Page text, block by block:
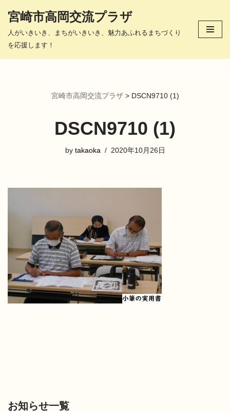
コ
宮崎市高岡交流プラザ
人がいきいき、まちがいきいき、魅力あふれるまちづくり
を応援します！
宮崎市高岡交流プラザ> DSCN9710 (1)
DSCN9710 (1)
by takaoka 2020年10月26日
お知らせ一覧